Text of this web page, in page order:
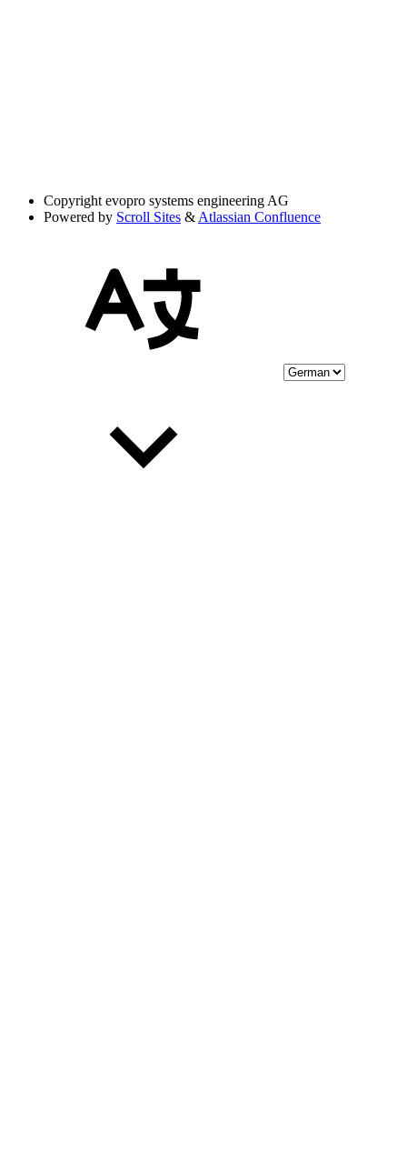
Copyright evopro systems engineering AG
Powered by Scroll Sites & Atlassian Confluence